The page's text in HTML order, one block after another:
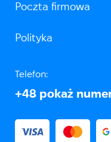
Poczta firmowa
Polityka
Telefon:
+48 pokaż